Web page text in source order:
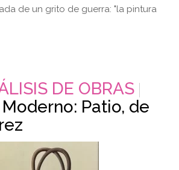
de un grito de guerra: "la pintura
DE OBRAS
Patio, de